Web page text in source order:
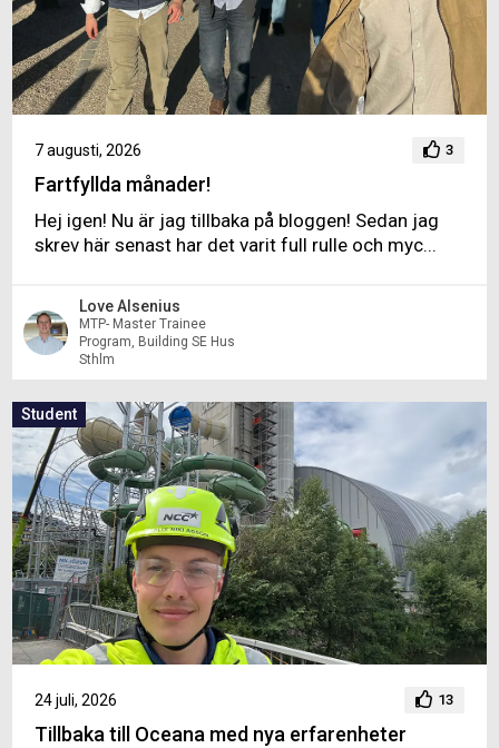
7 augusti, 2026 3
Fartfyllda månader!
Hej igen! Nu är jag tillbaka på bloggen! Sedan jag
skrev här senast har det varit full rulle och myc...
Love Alsenius
MTP- Master Trainee
Program, Building SE Hus
Sthlm
Student
24 juli, 2026 13
Tillbaka till Oceana med nya erfarenheter